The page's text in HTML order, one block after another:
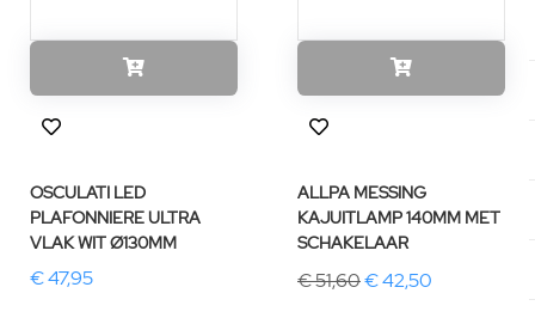
OSCULATI LED
PLAFONNIERE ULTRA
VLAK WIT Ø130MM
€ 47,95
ALLPA MESSING
KAJUITLAMP 140MM MET
SCHAKELAAR
€ 51,60€ 42,50